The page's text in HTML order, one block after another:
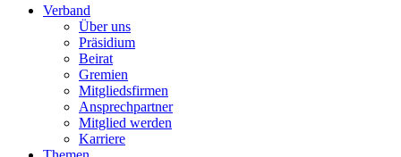
Verband
Über uns
Präsidium
Beirat
Gremien
Mitgliedsfirmen
Ansprechpartner
Mitglied werden
Karriere